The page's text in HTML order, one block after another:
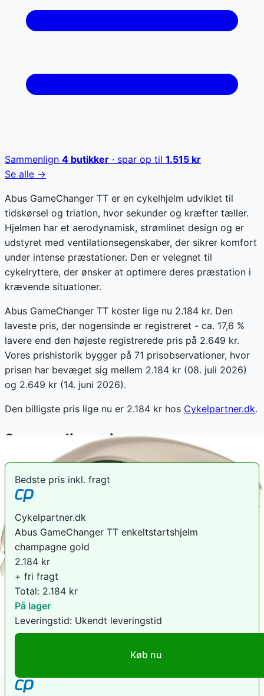
Sammenlign 4 butikker · spar op til 1.515 kr
Se alle →
Abus GameChanger TT er en cykelhjelm udviklet til
tidskørsel og triatlon, hvor sekunder og kræfter tæller.
Hjelmen har et aerodynamisk, strømlinet design og er
udstyret med ventilationsegenskaber, der sikrer komfort
under intense præstationer. Den er velegnet til
cykelryttere, der ønsker at optimere deres præstation i
krævende situationer.
Abus GameChanger TT koster lige nu 2.184 kr. Den
laveste pris, der nogensinde er registreret - ca. 17,6 %
lavere end den højeste registrerede pris på 2.649 kr.
Vores prishistorik bygger på 71 prisobservationer, hvor
prisen har bevæget sig mellem 2.184 kr (08. juli 2026)
og 2.649 kr (14. juni 2026).
Den billigste pris lige nu er 2.184 kr hos Cykelpartner.dk.
Sammenlign priser
Bedste pris inkl. fragt
Cykelpartner.dk
Abus GameChanger TT enkeltstartshjelm
champagne gold
2.184 kr
+ fri fragt
Total: 2.184 kr
På lager
Leveringstid: Ukendt leveringstid
Køb nu